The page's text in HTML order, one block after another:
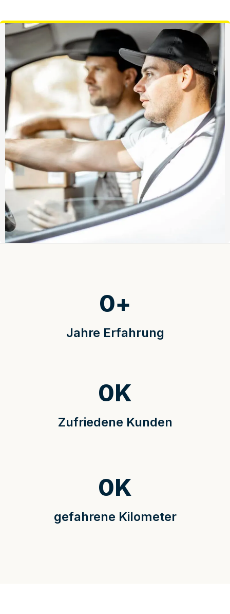
Jahre Erfahrung
0+
Zufriedene Kunden
0K
gefahrene Kilometer
0K